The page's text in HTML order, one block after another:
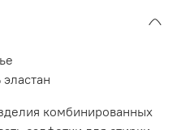
комбинированных